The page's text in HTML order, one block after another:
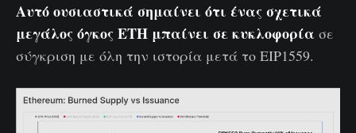
Αυτό ουσιαστικά σημαίνει ότι ένας σχετικά
μεγάλος όγκος ETH μπαίνει σε κυκλοφορία σε
σύγκριση με όλη την ιστορία μετά το EIP1559.